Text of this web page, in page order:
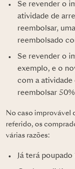
Se revender o
atividade de
reembolsar,
reembolsado
Se revender o
exemplo, e o
com a atividade
reembolsar
No caso improvável
referido, os
várias razões:
Já terá